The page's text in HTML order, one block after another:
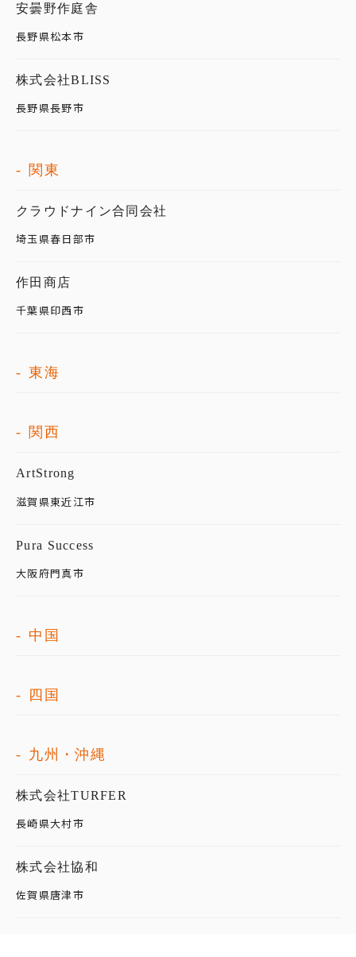
安曇野作庭舎
長野県松本市
株式会社BLISS
長野県長野市
関東
クラウドナイン合同会社
埼玉県春日部市
作田商店
千葉県印西市
東海
関西
ArtStrong
滋賀県東近江市
Pura Success
大阪府門真市
中国
四国
九州・沖縄
株式会社TURFER
長崎県大村市
株式会社協和
佐賀県唐津市